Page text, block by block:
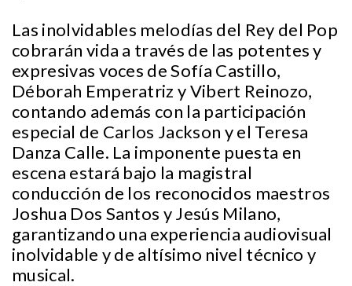
Las inolvidables melodías del Rey del Pop
cobrarán vida a través de las potentes y
expresivas voces de Sofía Castillo,
Déborah Emperatriz y Vibert Reinozo,
contando además con la participación
especial de Carlos Jackson y el Teresa
Danza Calle. La imponente puesta en
escena estará bajo la magistral
conducción de los reconocidos maestros
Joshua Dos Santos y Jesús Milano,
garantizando una experiencia audiovisual
inolvidable y de altísimo nivel técnico y
musical.